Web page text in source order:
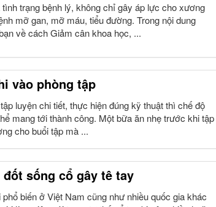
trạng bệnh lý, không chỉ gây áp lực cho xương
mỡ gan, mỡ máu, tiểu đường. Trong nội dung
về cách Giảm cân khoa học, ...
vào phòng tập
luyện chi tiết, thực hiện đúng kỹ thuật thì chế độ
mang tới thành công. Một bữa ăn nhẹ trước khi tập
cho buổi tập mà ...
sống cổ gây tê tay
biến ở Việt Nam cũng như nhiều quốc gia khác